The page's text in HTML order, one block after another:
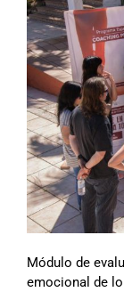
Módulo de
emocional de